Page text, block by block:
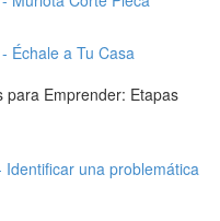
Échale a Tu Casa
para Emprender: Etapas
una problemática